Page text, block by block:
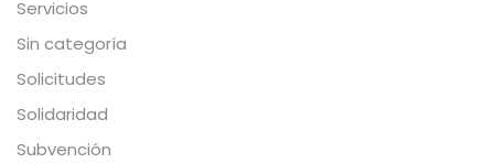
Servicios
Sin categoría
Solicitudes
Solidaridad
Subvención